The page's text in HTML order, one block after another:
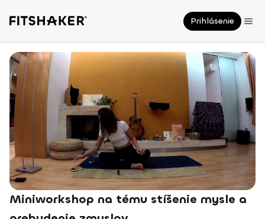
Prihlásenie
Miniworkshop na tému stíšenie mysle a